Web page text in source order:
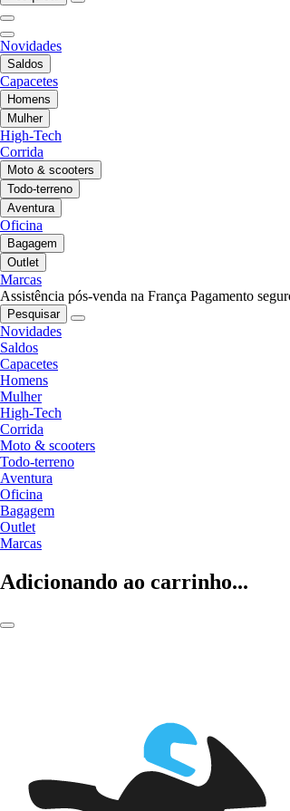
Novidades
Saldos
Capacetes
Homens
Mulher
High-Tech
Corrida
Moto & scooters
Todo-terreno
Aventura
Oficina
Bagagem
Outlet
Marcas
Assistência pós-venda na França Pagamento
Pesquisar
Novidades
Saldos
Capacetes
Homens
Mulher
High-Tech
Corrida
Moto & scooters
Todo-terreno
Aventura
Oficina
Bagagem
Outlet
Marcas
Adicionando ao carrinho...